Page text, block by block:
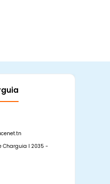
Charguia I 2035 -